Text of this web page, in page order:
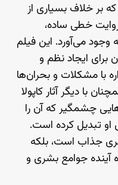
بر خلاف بسیاری از
خطی ساده،
می‌آورد. این فیلم
ایجاد نظم و
با مشکلات و بحران‌ها
با دیگر آثار کاپولا
چشمگیر که آن را
او تبدیل کرده است.
جذاب است، بلکه
آینده جوامع بشری و